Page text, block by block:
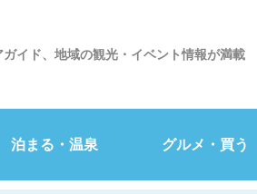
イド、地域の観光・イベント情報が満載
泊まる・温泉 グルメ・買う